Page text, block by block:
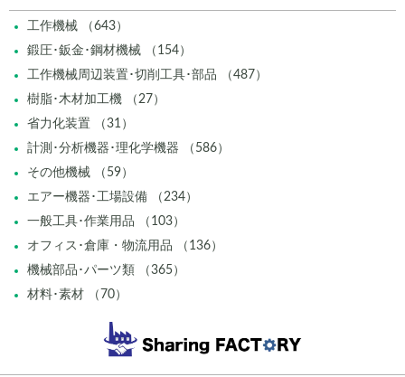
工作機械 （643）
鍛圧･鈑金･鋼材機械 （154）
工作機械周辺装置･切削工具･部品 （487）
樹脂･木材加工機 （27）
省力化装置 （31）
計測･分析機器･理化学機器 （586）
その他機械 （59）
エアー機器･工場設備 （234）
一般工具･作業用品 （103）
オフィス･倉庫・物流用品 （136）
機械部品･パーツ類 （365）
材料･素材 （70）